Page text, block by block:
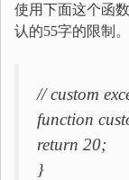
使用下面这个函
认的55字的限制。
// custom
function
return 20;
}